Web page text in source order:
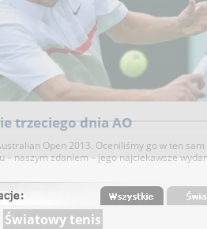
Agnieszki
WTA) pewnie pokonała Rumunkę Irinę-
Australian Open. Spotkanie
Światowy tenis